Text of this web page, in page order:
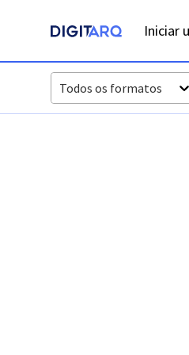
Iniciar
Todos os formatos